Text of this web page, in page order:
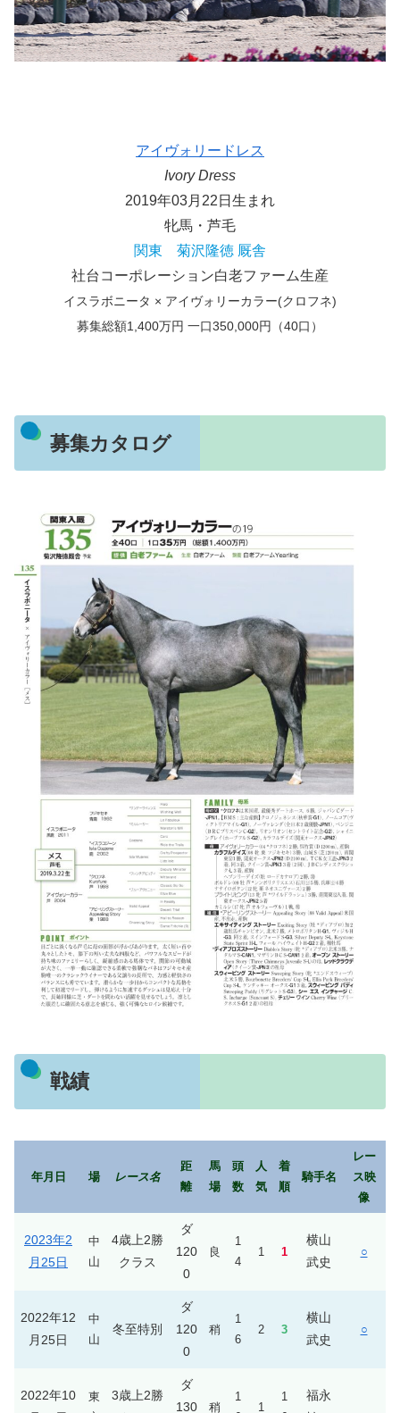
アイヴォリードレス
Ivory Dress
2019年03月22日生まれ
牝馬・芦毛
関東 菊沢隆徳 厩舎
社台コーポレーション白老ファーム生産
イスラボニータ × アイヴォリーカラー(クロフネ)
募集総額1,400万円 一口350,000円（40口）
募集カタログ
戦績
年月日 場 レース名
距
離
馬
場
頭
数
人
気
着
順
騎手名
レー
ス映
像
2023年2
月25日
中
山
4歳上2勝
クラス
ダ
120
0
良
1
4
1 1
横山
武史
○
2022年12
月25日
中
山
冬至特別
ダ
120
0
稍
1
6
2 3
横山
武史
○
2022年10
東
3歳上2勝
ダ
130
稍
1
1
1
福永